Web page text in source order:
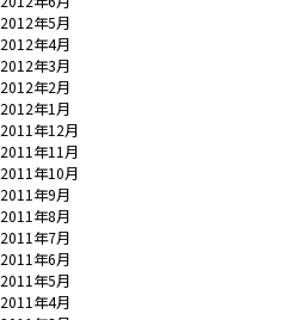
2012年5月
2012年4月
2012年3月
2012年2月
2012年1月
2011年12月
2011年11月
2011年10月
2011年9月
2011年8月
2011年7月
2011年6月
2011年5月
2011年4月